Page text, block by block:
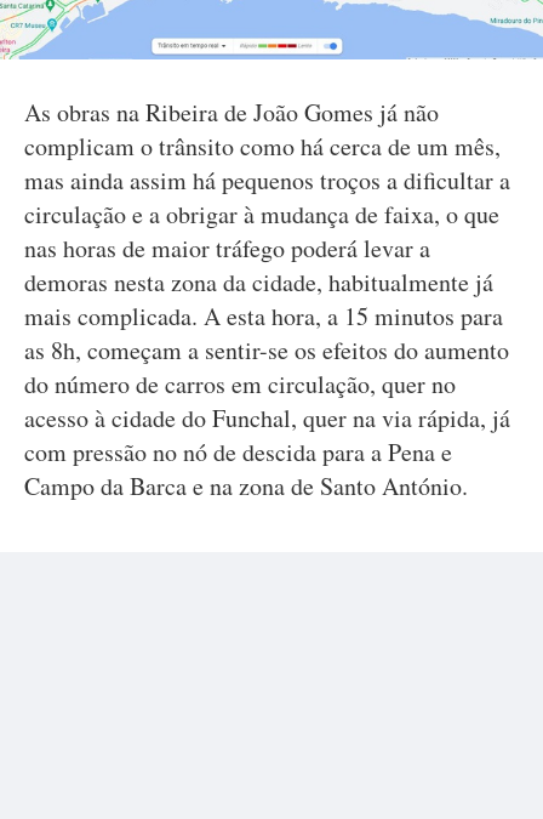
As obras na Ribeira de João Gomes já não
complicam o trânsito como há cerca de um mês,
mas ainda assim há pequenos troços a dificultar a
circulação e a obrigar à mudança de faixa, o que
nas horas de maior tráfego poderá levar a
demoras nesta zona da cidade, habitualmente já
mais complicada. A esta hora, a 15 minutos para
as 8h, começam a sentir-se os efeitos do aumento
do número de carros em circulação, quer no
acesso à cidade do Funchal, quer na via rápida, já
com pressão no nó de descida para a Pena e
Campo da Barca e na zona de Santo António.